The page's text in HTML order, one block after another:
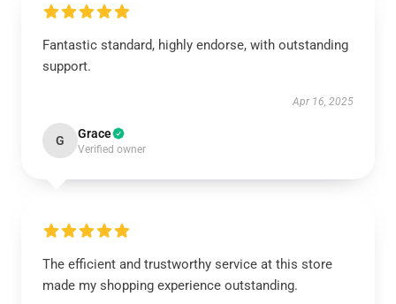
Fantastic standard, highly endorse, with outstanding
support.
Apr 16, 2025
G Grace
Verified owner
The efficient and trustworthy service at this store
made my shopping experience outstanding.